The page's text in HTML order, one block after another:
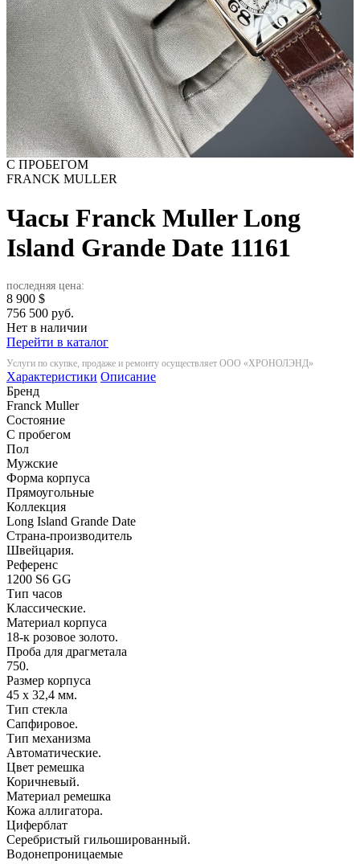
С ПРОБЕГОМ
FRANCK MULLER
Часы Franck Muller Long
Island Grande Date 11161
последняя цена:
8 900 $
756 500 руб.
Нет в наличии
Перейти в каталог
Услуги по скупке, продаже и ремонту осуществляет ООО «ХРОНОЛЭНД»
Характеристики Описание
Бренд
Franck Muller
Состояние
С пробегом
Пол
Мужские
Форма корпуса
Прямоугольные
Коллекция
Long Island Grande Date
Страна-производитель
Швейцария.
Референс
1200 S6 GG
Тип часов
Классические.
Материал корпуса
18-к розовое золото.
Проба для драгметала
750.
Размер корпуса
45 х 32,4 мм.
Тип стекла
Сапфировое.
Тип механизма
Автоматические.
Цвет ремешка
Коричневый.
Материал ремешка
Кожа аллигатора.
Циферблат
Серебристый гильошированный.
Водонепроницаемые